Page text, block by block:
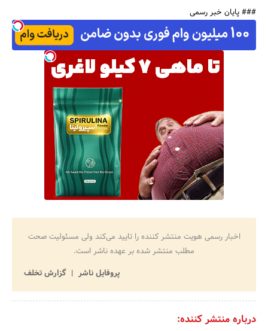
### پایان خبر رسمی
اخبار رسمی هویت منتشر کننده را تایید می‌کند ولی مسئولیت صحت
مطلب منتشر شده بر عهده ناشر است.
پروفایل ناشر
گزارش تخلف
درباره منتشر کننده: